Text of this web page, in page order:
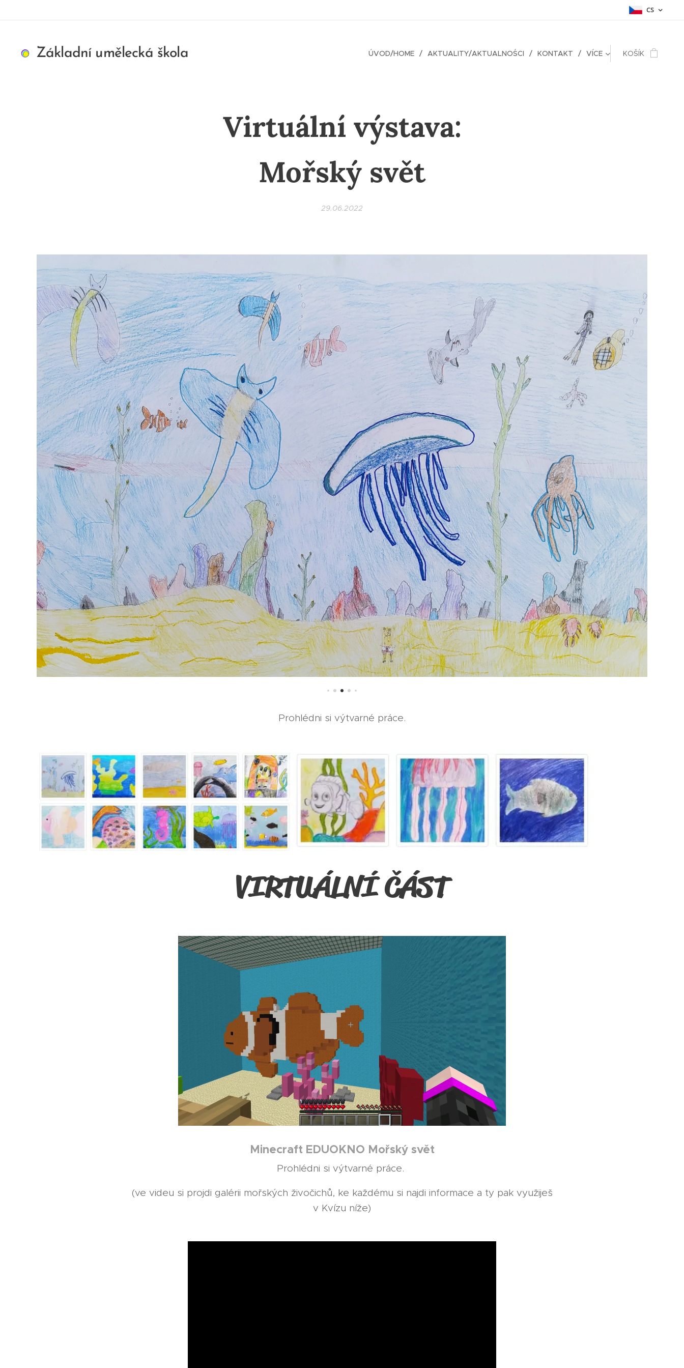
CS
Základní umělecká škola
ÚVOD/HOME AKTUALITY/AKTUALNOŚCI KONTAKT VÍCE KOŠÍK
Virtuální výstava:
Mořský svět
29.06.2022
Prohlédni si výtvarné práce.
VIRTUÁLNÍ ČÁST
Minecraft EDUOKNO Mořský svět
Prohlédni si výtvarné práce.
(ve videu si projdi galérii mořských živočichů, ke každému si najdi informace a ty pak využiješ
v Kvízu níže)